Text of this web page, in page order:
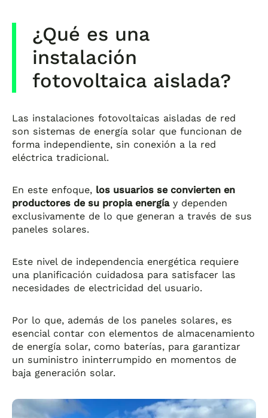
¿Qué es una
instalación
fotovoltaica aislada?
Las instalaciones fotovoltaicas aisladas de red
son sistemas de energía solar que funcionan de
forma independiente, sin conexión a la red
eléctrica tradicional.
En este enfoque, los usuarios se convierten en
productores de su propia energíay dependen
exclusivamente de lo que generan a través de sus
paneles solares.
Este nivel de independencia energética requiere
una planificación cuidadosa para satisfacer las
necesidades de electricidad del usuario.
Por lo que, además de los paneles solares, es
esencial contar con elementos de almacenamiento
de energía solar, como baterías, para garantizar
un suministro ininterrumpido en momentos de
baja generación solar.